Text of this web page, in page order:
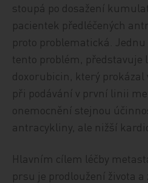
stoupá po dosažení
pacientek předléčených
proto problematická.
tento problém, představuje
doxorubicin, který
při podávání v první linii
onemocnění stejnou
antracykliny, ale nižší
Hlavním cílem léčby
prsu je prodloužení života